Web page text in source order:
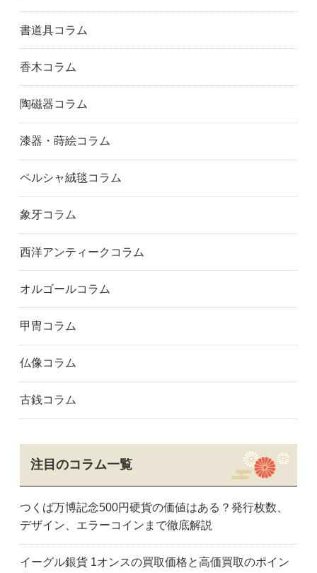
書道具コラム
香木コラム
陶磁器コラム
漆器・蒔絵コラム
ペルシャ絨毯コラム
象牙コラム
西洋アンティークコラム
オルゴールコラム
甲冑コラム
仏像コラム
古銭コラム
注目のコラム一覧
つくば万博記念500円硬貨の価値はある？発行枚数、
デザイン、エラーコインまで徹底解説
イーグル銀貨 1オンスの買取価格と高価買取のポイン